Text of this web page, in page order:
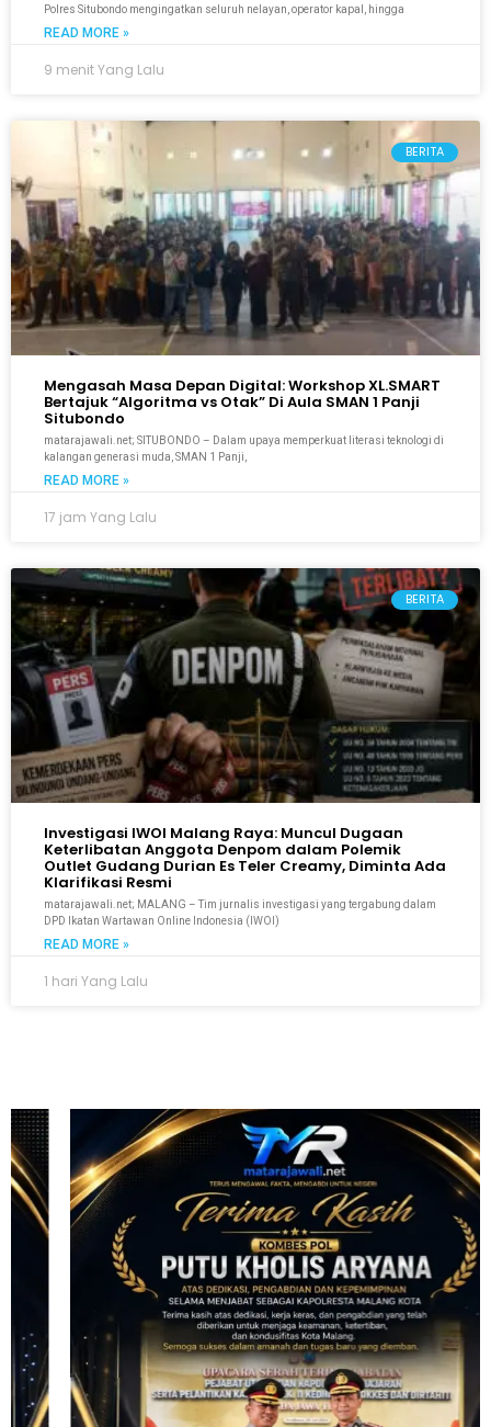
Polres Situbondo mengingatkan seluruh nelayan, operator kapal, hingga
READ MORE »
9 menit Yang Lalu
BERITA
Mengasah Masa Depan Digital: Workshop XL.SMART
Bertajuk “Algoritma vs Otak” Di Aula SMAN 1 Panji
Situbondo
matarajawali.net; SITUBONDO – Dalam upaya memperkuat literasi teknologi di
kalangan generasi muda, SMAN 1 Panji,
READ MORE »
17 jam Yang Lalu
BERITA
Investigasi IWOI Malang Raya: Muncul Dugaan
Keterlibatan Anggota Denpom dalam Polemik
Outlet Gudang Durian Es Teler Creamy, Diminta Ada
Klarifikasi Resmi
matarajawali.net; MALANG – Tim jurnalis investigasi yang tergabung dalam
DPD Ikatan Wartawan Online Indonesia (IWOI)
READ MORE »
1 hari Yang Lalu